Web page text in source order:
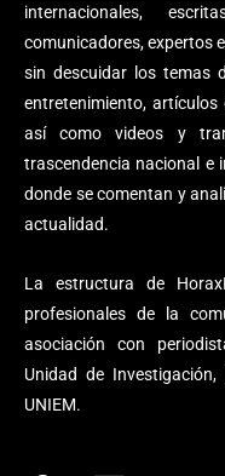
internacionales,
comunicadores, expertos
sin descuidar los temas
entretenimiento,
así como videos y
trascendencia nacional e
donde se comentan y
actualidad.
La estructura de
profesionales de la
asociación con
Unidad de
UNIEM.